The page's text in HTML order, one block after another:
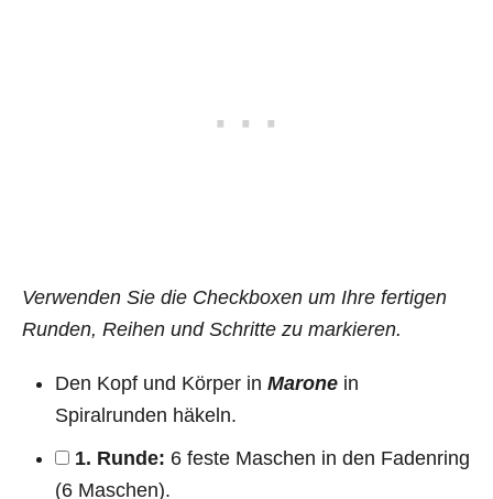
Verwenden Sie die Checkboxen um Ihre fertigen
Runden, Reihen und Schritte zu markieren.
Den Kopf und Körper in Marone in
Spiralrunden häkeln.
1. Runde: 6 feste Maschen in den Fadenring
(6 Maschen).